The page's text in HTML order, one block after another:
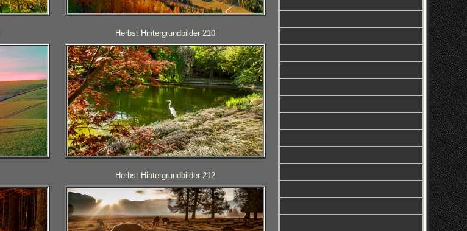
Herbst Hintergrundbilder 210
Herbst Hintergrundbilder 212